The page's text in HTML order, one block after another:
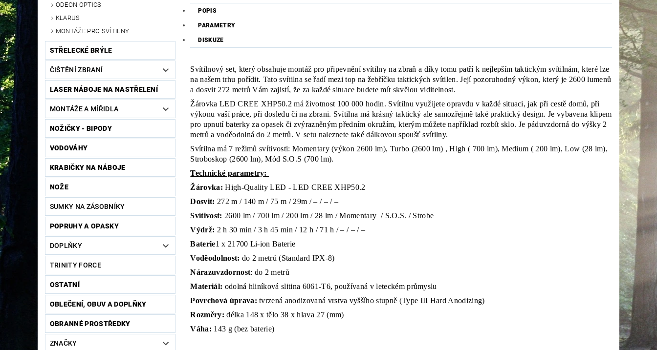
ODEON OPTICS
KLARUS
MONTÁŽE PRO SVÍTILNY
STŘELECKÉ BRÝLE
ČIŠTĚNÍ ZBRANÍ
LASER NÁBOJE NA NASTŘELENÍ
MONTÁŽE A MÍŘIDLA
NOŽIČKY - BIPODY
VODOVÁHY
KRABIČKY NA NÁBOJE
NOŽE
SUMKY NA ZÁSOBNÍKY
POPRUHY A OPASKY
DOPLŇKY
TRINITY FORCE
OSTATNÍ
OBLEČENÍ, OBUV A DOPLŇKY
OBRANNÉ PROSTŘEDKY
ZNAČKY
POPIS
PARAMETRY
DISKUZE
Svítilnový set, který obsahuje montáž pro připevnění svítilny na zbraň a díky tomu patří k nejlepším taktickým svítilnám, které lze
na našem trhu pořídit. Tato svítilna se řadí mezi top na žebříčku taktických svítilen. Její pozoruhodný výkon, který je 2600 lumenů
a dosvit 272 metrů Vám zajistí, že za každé situace budete mít skvělou viditelnost.
Žárovka LED CREE XHP50.2 má životnost 100 000 hodin. Svítilnu využijete opravdu v každé situaci, jak při cestě domů, při
výkonu vaší práce, při dosledu či na zbrani. Svítilna má krásný taktický ale samozřejmě také praktický design. Je vybavena klipem
pro upnutí baterky za opasek či zvýrazněným předním okružím, kterým můžete například rozbít sklo. Je páduvzdorná do výšky 2
metrů a voděodolná do 2 metrů. V setu naleznete také dálkovou spoušť svítilny.
Svítilna má 7 režimů svítivosti: Momentary (výkon 2600 lm), Turbo (2600 lm) , High ( 700 lm), Medium ( 200 lm), Low (28 lm),
Stroboskop (2600 lm), Mód S.O.S (700 lm).
Technické parametry:
Žárovka: High-Quality LED - LED CREE XHP50.2
Dosvit: 272 m / 140 m / 75 m / 29m / – / – / –
Svítivost: 2600 lm / 700 lm / 200 lm / 28 lm / Momentary / S.O.S. / Strobe
Výdrž: 2 h 30 min / 3 h 45 min / 12 h / 71 h / – / – / –
Baterie1 x 21700 Li-ion Baterie
Voděodolnost: do 2 metrů (Standard IPX-8)
Nárazuvzdornost: do 2 metrů
Materiál: odolná hliníková slitina 6061-T6, používaná v leteckém průmyslu
Povrchová úprava: tvrzená anodizovaná vrstva vyššího stupně (Type III Hard Anodizing)
Rozměry: délka 148 x tělo 38 x hlava 27 (mm)
Váha: 143 g (bez baterie)